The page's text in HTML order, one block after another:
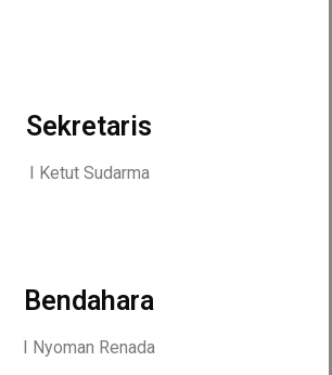
Sekretaris
I Ketut Sudarma
Bendahara
I Nyoman Renada